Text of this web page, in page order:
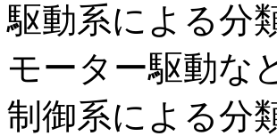
駆動系による分
モーター駆動な
制御系による分